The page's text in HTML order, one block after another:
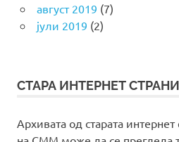
август 2019 (7)
јули 2019 (2)
СТАРА ИНТЕРНЕТ
Архивата од старата интернет